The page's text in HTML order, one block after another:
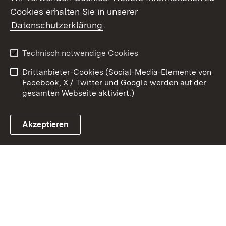
Link zum Landesportal
Kontakt
Barrierefreiheit
Impressum
Cookies
Cookies erhalten Sie in unserer
Datenschutzerklärung.
Technisch notwendige Cookies
Drittanbieter-Cookies (Social-Media-Elemente von
Facebook, X / Twitter und Google werden auf der
gesamten Webseite aktiviert.)
Akzeptieren